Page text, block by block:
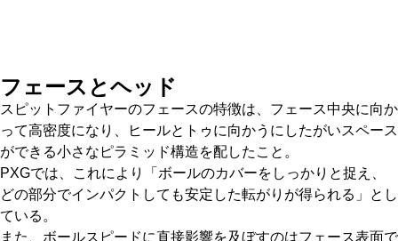
フェースとヘッド
スピットファイヤーのフェースの特徴は、フェース中央に向か
って高密度になり、ヒールとトゥに向かうにしたがいスペース
ができる小さなピラミッド構造を配したこと。
PXGでは、これにより「ボールのカバーをしっかりと捉え、
どの部分でインパクトしても安定した転がりが得られる」とし
ている。
また、ボールスピードに直接影響を及ぼすのはフェース表面で